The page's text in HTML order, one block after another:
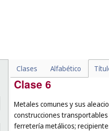
Clases Alfabético
ricas en proteínas (
cl. 30),
Clase 6
Metales comunes y sus
construcciones
ferretería metálicos;